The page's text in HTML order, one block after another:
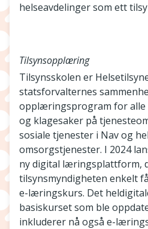
helseavdelinger som ett
Tilsynsopplæring
Tilsynsskolen er
statsforvalternes
opplæringsprogram for alle
og klagesaker på
sosiale tjenester i Nav og
omsorgstjenester. I 2024
ny digital læringsplattform,
tilsynsmyndigheten enkelt
e-læringskurs. Det
basiskurset som ble
inkluderer nå også e-